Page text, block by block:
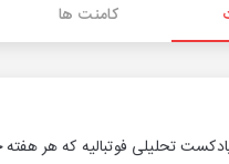
کامنت ها
تحلیلی فوتبالیه که هر